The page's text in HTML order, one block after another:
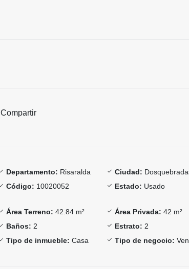
Compartir
Departamento: Risaralda Ciudad:
Código: 10020052 Estado: Usado
Área Terreno: 42.84 m² Área Privada: 42 m²
Baños: 2 Estrato: 2
Tipo de inmueble: Casa Tipo de negocio: